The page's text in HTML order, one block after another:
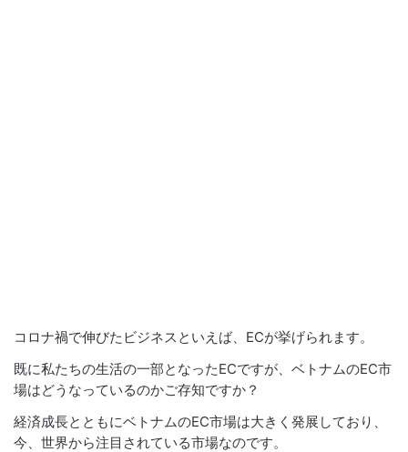
コロナ禍で伸びたビジネスといえば、ECが挙げられます。
既に私たちの生活の一部となったECですが、ベトナムのEC市
場はどうなっているのかご存知ですか？
経済成長とともにベトナムのEC市場は大きく発展しており、
今、世界から注目されている市場なのです。